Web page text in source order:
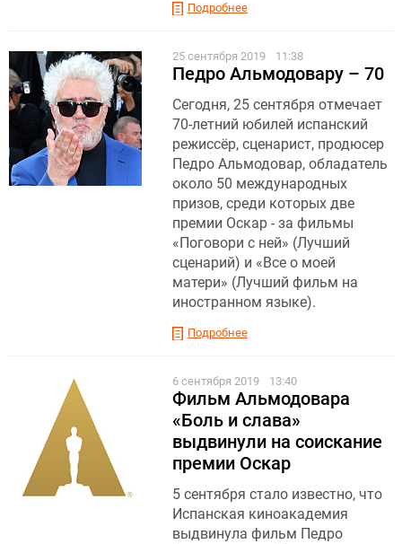
Подробнее
25 сентября 2019 11:38
Педро Альмодовару – 70
Сегодня, 25 сентября отмечает
70-летний юбилей испанский
режиссёр, сценарист, продюсер
Педро Альмодовар, обладатель
около 50 международных
призов, среди которых две
премии Оскар - за фильмы
«Поговори с ней» (Лучший
сценарий) и «Все о моей
матери» (Лучший фильм на
иностранном языке).
Подробнее
6 сентября 2019 13:40
Фильм Альмодовара
«Боль и слава»
выдвинули на соискание
премии Оскар
5 сентября стало известно, что
Испанская киноакадемия
выдвинула фильм Педро